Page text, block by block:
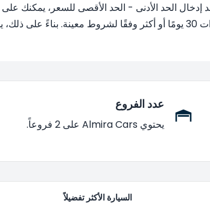
إدخال الحد الأدنى - الحد الأقصى للسعر، يمكنك
عدد الفروع
يحتوي Almira Cars على 2 فروعاً.
السيارة الأكثر تفضيلاً